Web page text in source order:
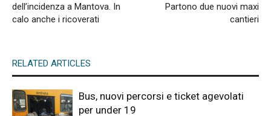
dell’incidenza a Mantova. In
calo anche i ricoverati
Partono due nuovi maxi
cantieri
RELATED ARTICLES
Bus, nuovi percorsi e ticket agevolati
per under 19